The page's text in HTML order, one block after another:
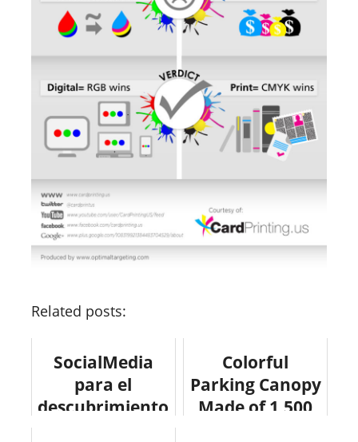
Related posts:
SocialMedia
para el
descubrimiento
Colorful
Parking Canopy
Made of 1,500